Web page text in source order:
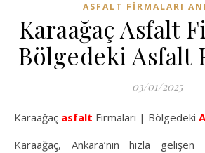
ASFALT FIRMALARI
Karaağaç Asfalt
Bölgedeki Asfalt
03/01/2025
Karaağaç asfalt Firmaları | Bölgedeki
Karaağaç, Ankara’nın hızla